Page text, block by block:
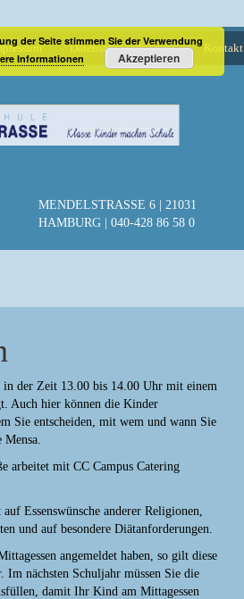
Datenschutzerklärung Kontakt
MENDELSTRASSE 6 | 21031
HAMBURG | 040-428 86 58 0
in der Zeit 13.00 bis 14.00 Uhr mit einem
Auch hier können die Kinder
Sie entscheiden, mit wem und wann Sie
Mensa.
arbeitet mit CC Campus Catering
Essenswünsche anderer Religionen,
und auf besondere Diätanforderungen.
angemeldet haben, so gilt diese
Im nächsten Schuljahr müssen Sie die
damit Ihr Kind am Mittagessen
der Seite stimmen Sie der Verwendung
Informationen Akzeptieren